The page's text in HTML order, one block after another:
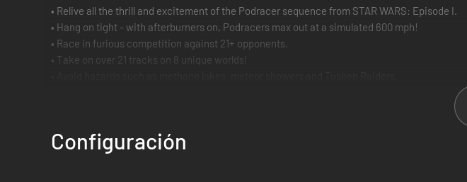
• Relive all the thrill and excitement of the Podracer sequence from STAR WARS: Episode I.
• Hang on tight - with afterburners on, Podracers max out at a simulated 600 mph!
• Race in furious competition against 21+ opponents.
• Take on over 21 tracks on 8 unique worlds!
Configuración